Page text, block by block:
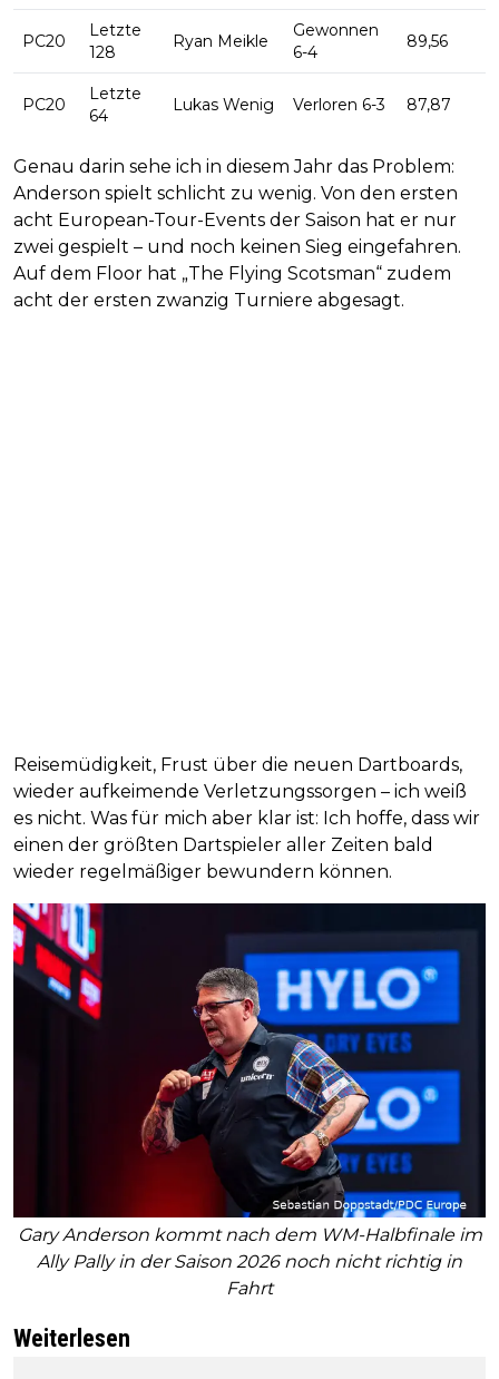
PC20
Letzte
128
Ryan Meikle
Gewonnen
6-4
89,56
PC20
Letzte
64
Lukas Wenig Verloren 6-3 87,87
Genau darin sehe ich in diesem Jahr das Problem:
Anderson spielt schlicht zu wenig. Von den ersten
acht European-Tour-Events der Saison hat er nur
zwei gespielt – und noch keinen Sieg eingefahren.
Auf dem Floor hat „The Flying Scotsman“ zudem
acht der ersten zwanzig Turniere abgesagt.
Reisemüdigkeit, Frust über die neuen Dartboards,
wieder aufkeimende Verletzungssorgen – ich weiß
es nicht. Was für mich aber klar ist: Ich hoffe, dass wir
einen der größten Dartspieler aller Zeiten bald
wieder regelmäßiger bewundern können.
Gary Anderson kommt nach dem WM-Halbfinale im
Ally Pally in der Saison 2026 noch nicht richtig in
Fahrt
Weiterlesen